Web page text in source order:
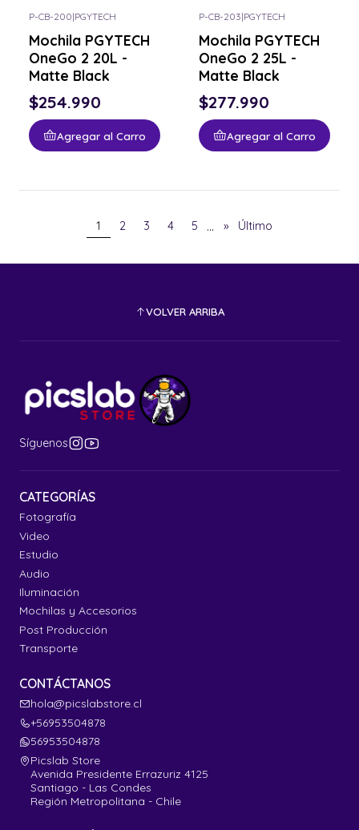
P-CB-200|PGYTECH
Mochila PGYTECH
OneGo 2 20L -
Matte Black
$254.990
Agregar al Carro
P-CB-203|PGYTECH
Mochila PGYTECH
OneGo 2 25L -
Matte Black
$277.990
Agregar al Carro
1 2 3 4 5 ... » Último
VOLVER ARRIBA
Síguenos
CATEGORÍAS
Fotografía
Video
Estudio
Audio
Iluminación
Mochilas y Accesorios
Post Producción
Transporte
CONTÁCTANOS
hola@picslabstore.cl
+56953504878
56953504878
Picslab Store
Avenida Presidente Errazuriz 4125
Santiago - Las Condes
Región Metropolitana - Chile